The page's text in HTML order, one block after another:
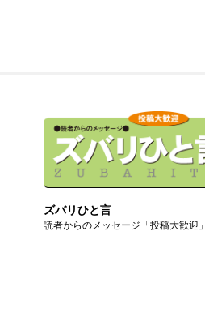
ズバリひと言
読者からのメッセージ「投稿大歓迎」